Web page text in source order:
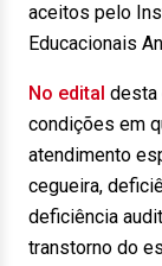
aceitos pelo
Educacionais
No edital desta
condições em
atendimento
cegueira,
deficiência
transtorno do